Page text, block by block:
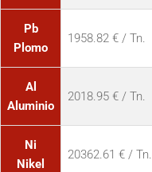
Pb
Plomo
1958.82 € / Tn.
Al
Aluminio
2018.95 € / Tn.
Ni
Nikel
20362.61 € / Tn.